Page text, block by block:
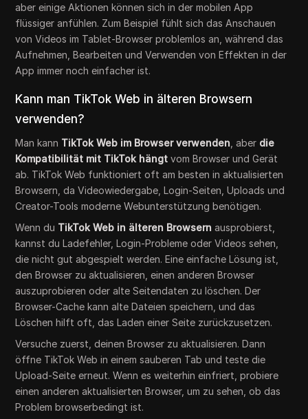
aber einige Aktionen können sich in der mobilen App
flüssiger anfühlen. Zum Beispiel fühlt sich das Anschauen
von Videos im Tablet-Browser problemlos an, während das
Aufnehmen, Bearbeiten und Verwenden von Effekten in der
App immer noch einfacher ist.
Kann man TikTok Web in älteren Browsern
verwenden?
Man kann TikTok Web im Browser verwenden , aber die
Kompatibilität mit TikTok hängt vom Browser und Gerät
ab. TikTok Web funktioniert oft am besten in aktualisierten
Browsern, da Videowiedergabe, Login-Seiten, Uploads und
Creator-Tools moderne Webunterstützung benötigen.
Wenn du TikTok Web in älteren Browsern ausprobierst,
kannst du Ladefehler, Login-Probleme oder Videos sehen,
die nicht gut abgespielt werden. Eine einfache Lösung ist,
den Browser zu aktualisieren, einen anderen Browser
auszuprobieren oder alte Seitendaten zu löschen. Der
Browser-Cache kann alte Dateien speichern, und das
Löschen hilft oft, das Laden einer Seite zurückzusetzen.
Versuche zuerst, deinen Browser zu aktualisieren. Dann
öffne TikTok Web in einem sauberen Tab und teste die
Upload-Seite erneut. Wenn es weiterhin einfriert, probiere
einen anderen aktualisierten Browser, um zu sehen, ob das
Problem browserbedingt ist.